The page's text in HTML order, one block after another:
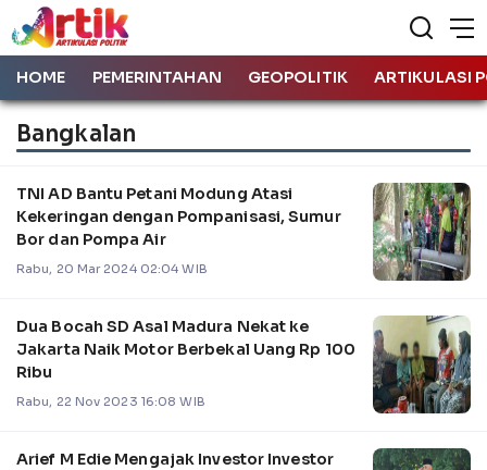
HOME PEMERINTAHAN GEOPOLITIK ARTIKULASI
Bangkalan
TNI AD Bantu Petani Modung Atasi
Kekeringan dengan Pompanisasi, Sumur
Bor dan Pompa Air
Rabu, 20 Mar 2024 02:04 WIB
Dua Bocah SD Asal Madura Nekat ke
Jakarta Naik Motor Berbekal Uang Rp 100
Ribu
Rabu, 22 Nov 2023 16:08 WIB
Arief M Edie Mengajak Investor Investor